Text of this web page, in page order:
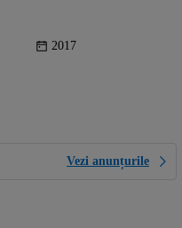
2017
Vezi anunțurile